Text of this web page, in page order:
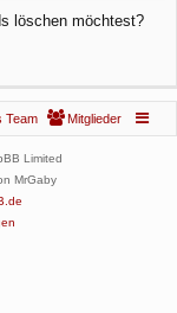
n
n
löschen möchtest?
Mitglieder
Team
Limited
MrGaby